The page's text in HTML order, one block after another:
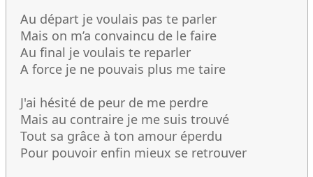
Au départ je voulais pas te parler
Mais on m’a convaincu de le faire
Au final je voulais te reparler
A force je ne pouvais plus me taire
J'ai hésité de peur de me perdre
Mais au contraire je me suis trouvé
Tout sa grâce à ton amour éperdu
Pour pouvoir enfin mieux se retrouver